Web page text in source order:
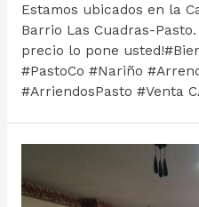
Estamos ubicados en la
Barrio Las Cuadras-
precio lo pone
#PastoCo #Nariño
#ArriendosPasto #Venta